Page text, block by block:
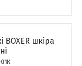
BOXER шкіра